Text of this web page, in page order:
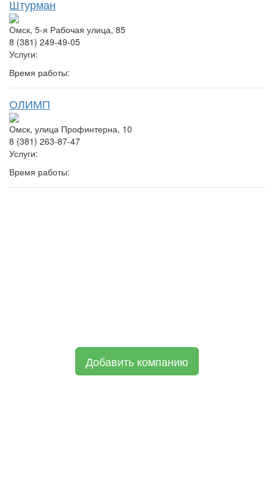
Штурман
Омск, 5-я Рабочая улица, 85
8 (381) 249-49-05
Услуги:
Время работы:
ОЛИМП
Омск, улица Профинтерна, 10
8 (381) 263-87-47
Услуги:
Время работы:
Добавить компанию